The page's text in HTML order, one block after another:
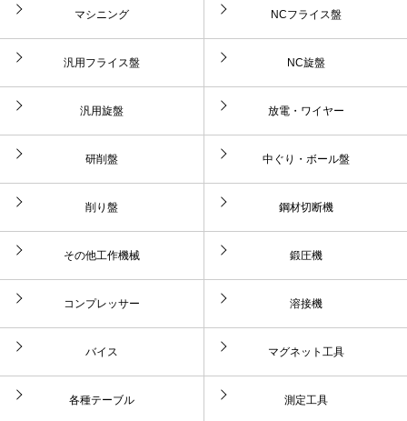
マシニング NCフライス盤
汎用フライス盤 NC旋盤
汎用旋盤 放電・ワイヤー
研削盤 中ぐり・ボール盤
削り盤 鋼材切断機
その他工作機械 鍛圧機
コンプレッサー 溶接機
バイス マグネット工具
各種テーブル 測定工具